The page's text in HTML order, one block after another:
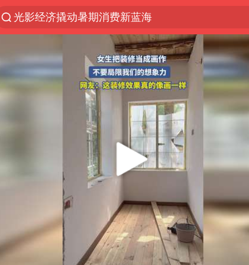
光影经济撬动暑期消费新蓝海
马克·艾伦退出斯诺克中国公开赛
新疆优化调整景区内自驾服务费
上四休三，但降薪1000元，你接受吗？
WTT瑞典大满贯女单签表出炉
情侣平潭拍日出坠崖1死1伤
36岁男演员成景区NPC后人气爆棚
全民健身事业高质量发展
台当局重金为“台独”织“皇帝新衣”
几元成本的AI广告导致千万市值蒸发
老挝国会主席赛宋蓬逝世